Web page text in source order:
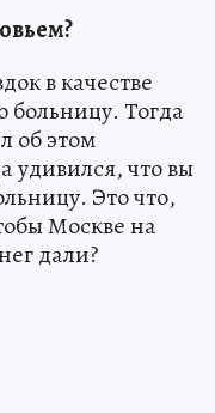
в качестве
больницу. Тогда
об этом
удивился, что вы
Это что,
Москве на
дали?